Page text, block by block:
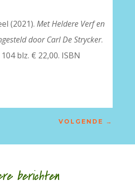
(2021). Met Heldere Verf en
door Carl De Strycker.
blz. € 22,00. ISBN
VOLGENDE →